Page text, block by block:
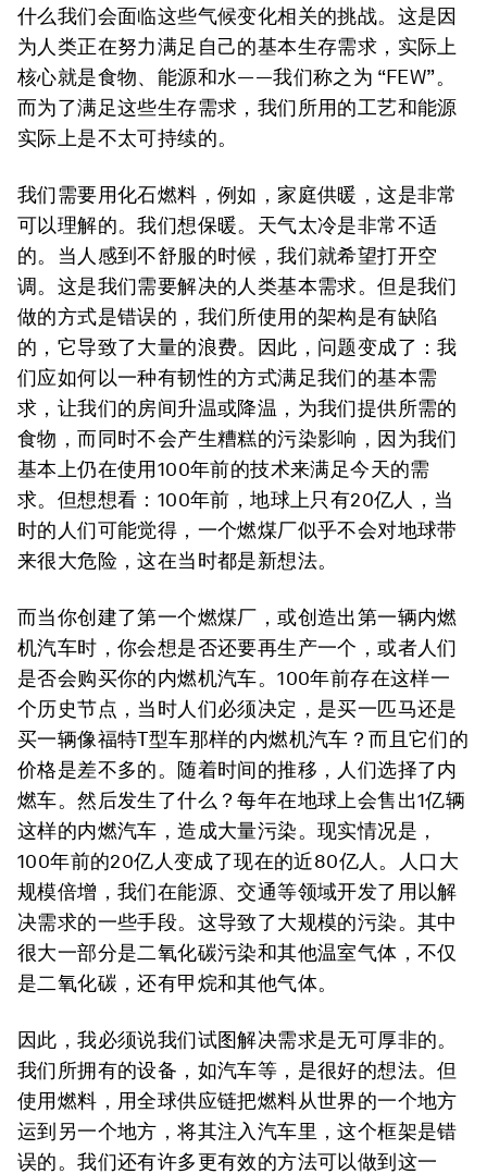
什么我们会面临这些气候变化相关的挑战。这是因
为人类正在努力满足自己的基本生存需求，实际上
核心就是食物、能源和水——我们称之为 “FEW”。
而为了满足这些生存需求，我们所用的工艺和能源
实际上是不太可持续的。
我们需要用化石燃料，例如，家庭供暖，这是非常
可以理解的。我们想保暖。天气太冷是非常不适
的。当人感到不舒服的时候，我们就希望打开空
调。这是我们需要解决的人类基本需求。但是我们
做的方式是错误的，我们所使用的架构是有缺陷
的，它导致了大量的浪费。因此，问题变成了：我
们应如何以一种有韧性的方式满足我们的基本需
求，让我们的房间升温或降温，为我们提供所需的
食物，而同时不会产生糟糕的污染影响，因为我们
基本上仍在使用100年前的技术来满足今天的需
求。但想想看：100年前，地球上只有20亿人，当
时的人们可能觉得，一个燃煤厂似乎不会对地球带
来很大危险，这在当时都是新想法。
而当你创建了第一个燃煤厂，或创造出第一辆内燃
机汽车时，你会想是否还要再生产一个，或者人们
是否会购买你的内燃机汽车。100年前存在这样一
个历史节点，当时人们必须决定，是买一匹马还是
买一辆像福特T型车那样的内燃机汽车？而且它们的
价格是差不多的。随着时间的推移，人们选择了内
燃车。然后发生了什么？每年在地球上会售出1亿辆
这样的内燃汽车，造成大量污染。现实情况是，
100年前的20亿人变成了现在的近80亿人。人口大
规模倍增，我们在能源、交通等领域开发了用以解
决需求的一些手段。这导致了大规模的污染。其中
很大一部分是二氧化碳污染和其他温室气体，不仅
是二氧化碳，还有甲烷和其他气体。
因此，我必须说我们试图解决需求是无可厚非的。
我们所拥有的设备，如汽车等，是很好的想法。但
使用燃料，用全球供应链把燃料从世界的一个地方
运到另一个地方，将其注入汽车里，这个框架是错
误的。我们还有许多更有效的方法可以做到这一